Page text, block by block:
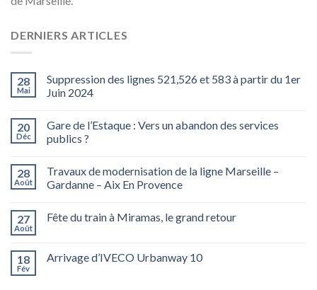
DERNIERS ARTICLES
28
Mai
Suppression des lignes 521,526 et 583 à partir du 1er
Juin 2024
20
Déc
Gare de l’Estaque : Vers un abandon des services
publics ?
28
Août
Travaux de modernisation de la ligne Marseille –
Gardanne – Aix En Provence
27
Août
Fête du train à Miramas, le grand retour
18
Fév
Arrivage d’IVECO Urbanway 10